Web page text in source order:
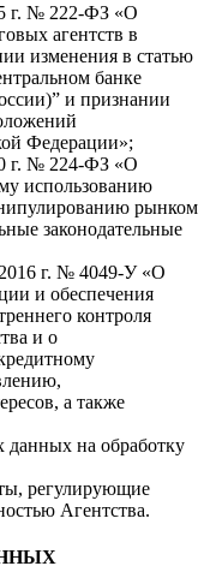
г. № 222-ФЗ «О
агентств в
изменения в статью
банке
и признании
Федерации»;
г. № 224-ФЗ «О
использованию
рынком
законодательные
г. № 4049-У «О
и обеспечения
контроля
и о
а также
данных на обработку
регулирующие
Агентства.